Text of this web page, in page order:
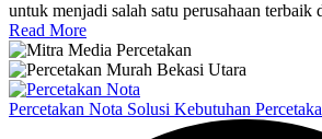
untuk menjadi salah satu perusahaan
Read More
Percetakan Nota Solusi Kebutuhan